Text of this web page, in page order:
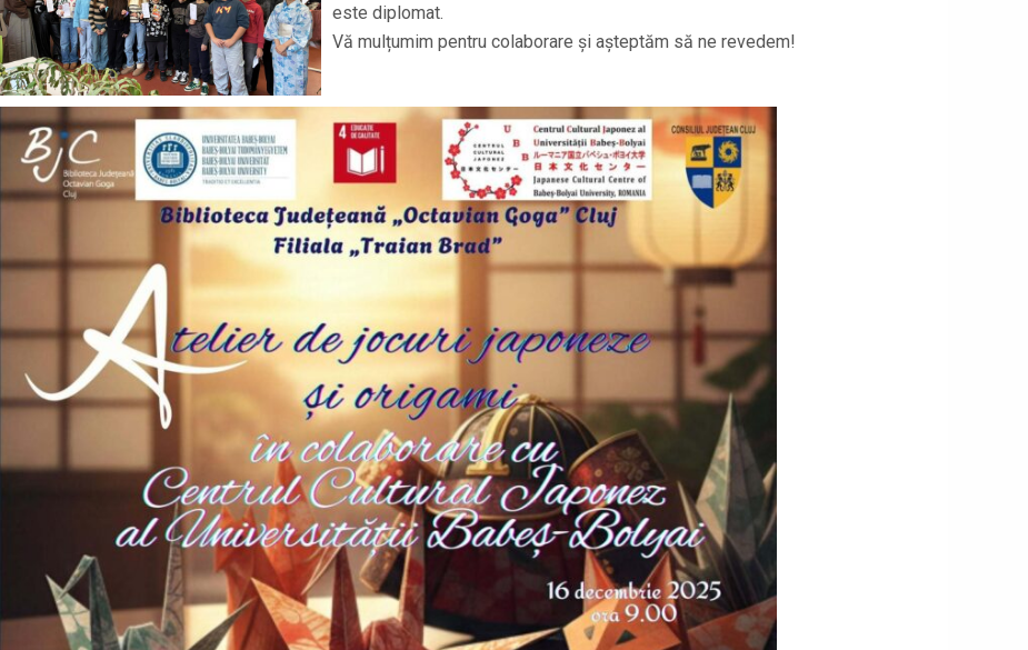
este diplomat.
Vă mulțumim pentru colaborare și așteptăm să ne revedem!